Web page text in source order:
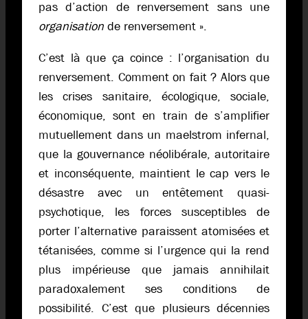
pas d’action de renversement sans une
organisation de renversement ».
C’est là que ça coince : l’organisation du
renversement. Comment on fait ? Alors que
les crises sanitaire, écologique, sociale,
économique, sont en train de s’amplifier
mutuellement dans un maelstrom infernal,
que la gouvernance néolibérale, autoritaire
et inconséquente, maintient le cap vers le
désastre avec un entêtement quasi-
psychotique, les forces susceptibles de
porter l’alternative paraissent atomisées et
tétanisées, comme si l’urgence qui la rend
plus impérieuse que jamais annihilait
paradoxalement ses conditions de
possibilité. C’est que plusieurs décennies